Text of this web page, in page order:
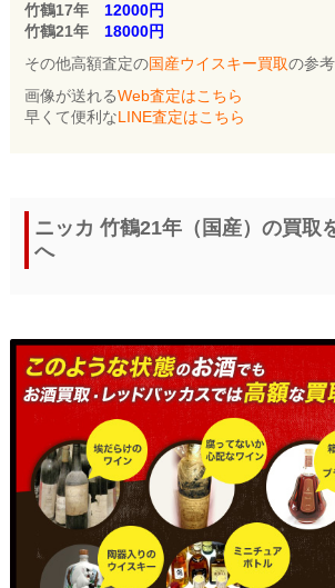
竹鶴17年 12000円
竹鶴21年 18000円
その他高額査定の国産ウイスキー買取の参
画像が送れるWeb査定はこちら
早くて便利なLINE査定はこちら
ニッカ 竹鶴21年（国産）の買取
へ